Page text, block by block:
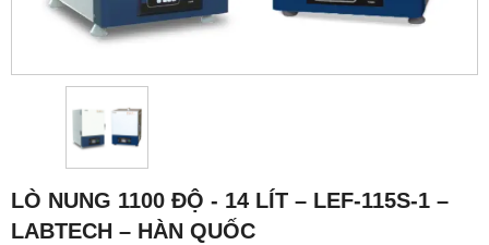
LÒ NUNG 1100 ĐỘ - 14 LÍT – LEF-115S-1 –
LABTECH – HÀN QUỐC